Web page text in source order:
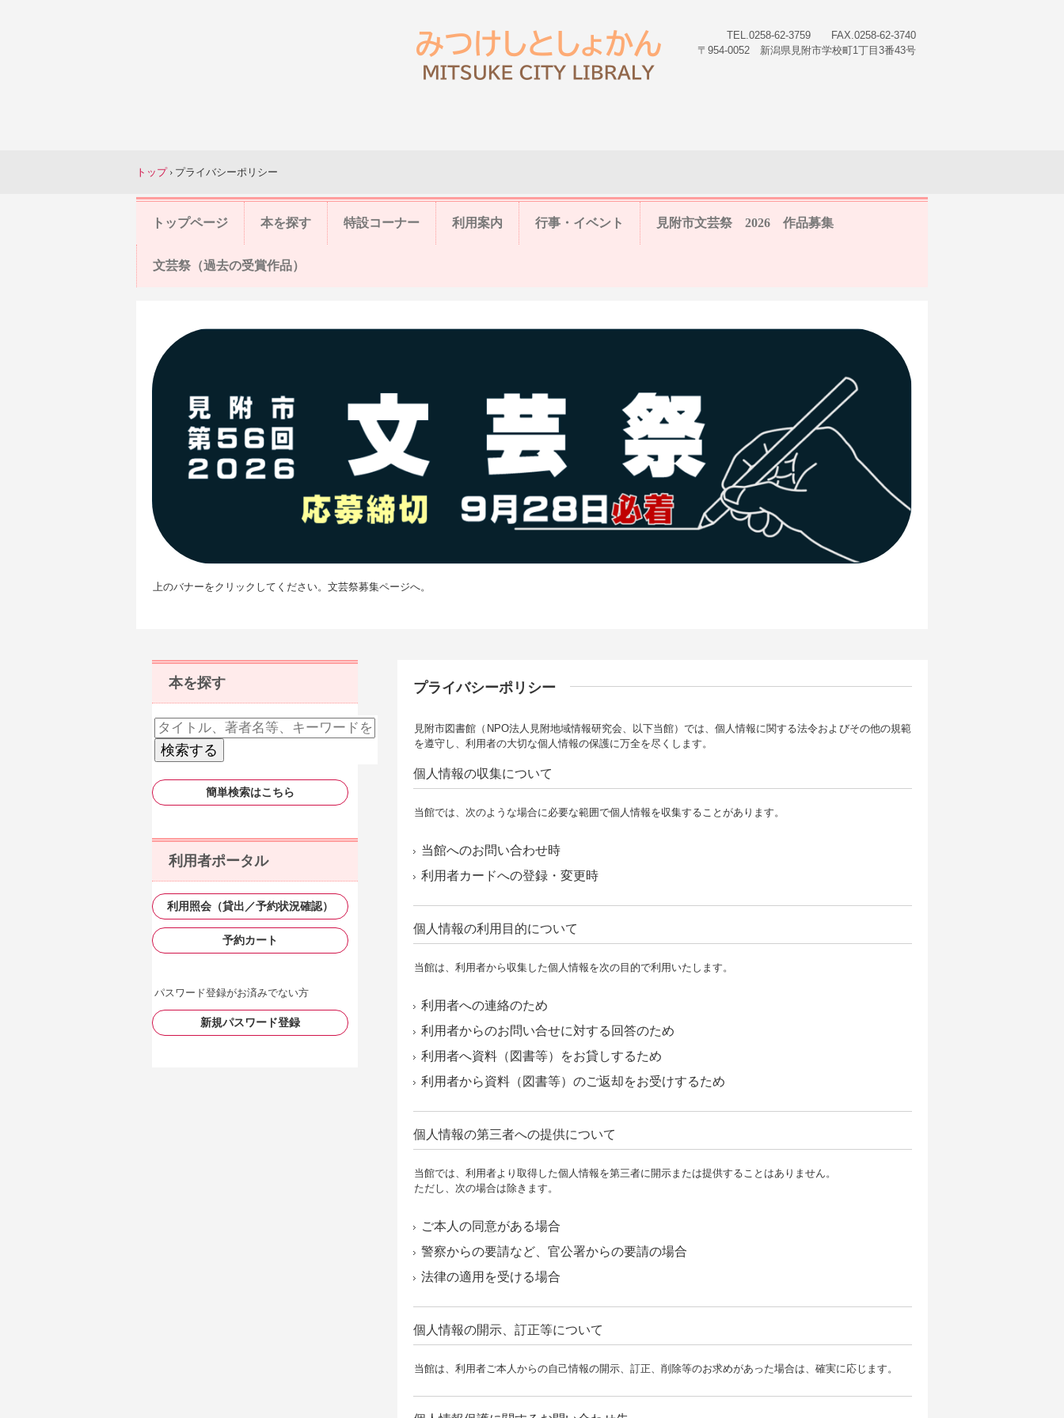
TEL.0258-62-3759 FAX.0258-62-3740
〒954-0052 新潟県見附市学校町1丁目3番43号
トップ › プライバシーポリシー
トップページ 本を探す 特設コーナー 利用案内 行事・イベント 見附市文芸祭 2026 作品募集
文芸祭（過去の受賞作品）
上のバナーをクリックしてください。文芸祭募集ページへ。
プライバシーポリシー
見附市図書館（NPO法人見附地域情報研究会、以下当館）では、個人情報に関する法令およびその他の規範
を遵守し、利用者の大切な個人情報の保護に万全を尽くします。
個人情報の収集について
当館では、次のような場合に必要な範囲で個人情報を収集することがあります。
当館へのお問い合わせ時
利用者カードへの登録・変更時
個人情報の利用目的について
当館は、利用者から収集した個人情報を次の目的で利用いたします。
利用者への連絡のため
利用者からのお問い合せに対する回答のため
利用者へ資料（図書等）をお貸しするため
利用者から資料（図書等）のご返却をお受けするため
個人情報の第三者への提供について
当館では、利用者より取得した個人情報を第三者に開示または提供することはありません。
ただし、次の場合は除きます。
ご本人の同意がある場合
警察からの要請など、官公署からの要請の場合
法律の適用を受ける場合
個人情報の開示、訂正等について
当館は、利用者ご本人からの自己情報の開示、訂正、削除等のお求めがあった場合は、確実に応じます。
本を探す
簡単検索はこちら
利用者ポータル
利用照会（貸出／予約状況確認）
予約カート
パスワード登録がお済みでない方
新規パスワード登録